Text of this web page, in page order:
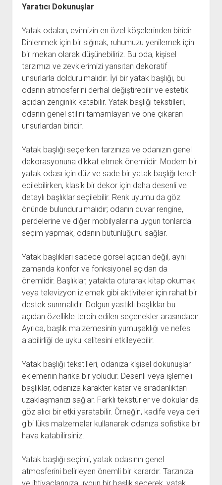
Yaratıcı Dokunuşlar
Yatak odaları, evimizin en özel köşelerinden biridir.
Dinlenmek için bir sığınak, ruhumuzu yenilemek için
bir mekan olarak düşünebiliriz. Bu oda, kişisel
tarzımızı ve zevklerimizi yansıtan dekoratif
unsurlarla doldurulmalıdır. İyi bir yatak başlığı, bu
odanın atmosferini derhal değiştirebilir ve estetik
açıdan zenginlik katabilir. Yatak başlığı tekstilleri,
odanın genel stilini tamamlayan ve öne çıkaran
unsurlardan biridir.
Yatak başlığı seçerken tarzınıza ve odanızın genel
dekorasyonuna dikkat etmek önemlidir. Modern bir
yatak odası için düz ve sade bir yatak başlığı tercih
edilebilirken, klasik bir dekor için daha desenli ve
detaylı başlıklar seçilebilir. Renk uyumu da göz
önünde bulundurulmalıdır; odanın duvar rengine,
perdelerine ve diğer mobilyalarına uygun tonlarda
seçim yapmak, odanın bütünlüğünü sağlar.
Yatak başlıkları sadece görsel açıdan değil, aynı
zamanda konfor ve fonksiyonel açıdan da
önemlidir. Başlıklar, yatakta oturarak kitap okumak
veya televizyon izlemek gibi aktiviteler için rahat bir
destek sunmalıdır. Dolgun yastıklı başlıklar bu
açıdan özellikle tercih edilen seçenekler arasındadır.
Ayrıca, başlık malzemesinin yumuşaklığı ve nefes
alabilirliği de uyku kalitesini etkileyebilir.
Yatak başlığı tekstilleri, odanıza kişisel dokunuşlar
eklemenin harika bir yoludur. Desenli veya işlemeli
başlıklar, odanıza karakter katar ve sıradanlıktan
uzaklaşmanızı sağlar. Farklı tekstürler ve dokular da
göz alıcı bir etki yaratabilir. Örneğin, kadife veya deri
gibi lüks malzemeler kullanarak odanıza sofistike bir
hava katabilirsiniz.
Yatak başlığı seçimi, yatak odasının genel
atmosferini belirleyen önemli bir karardır. Tarzınıza